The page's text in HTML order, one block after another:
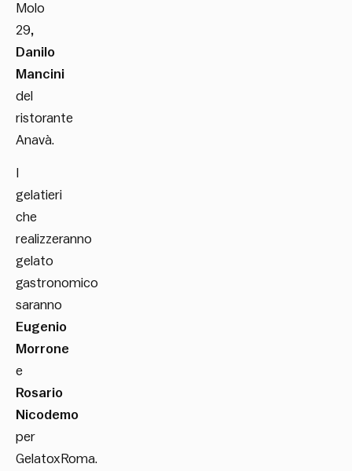
Molo
29,
Danilo
Mancini
del
ristorante
Anavà.
gelatieri
che
realizzeranno
gelato
gastronomico
saranno
Eugenio
Morrone
e
Rosario
Nicodemo
per
GelatoxRoma.